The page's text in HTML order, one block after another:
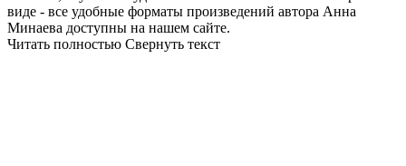
виде - все удобные форматы произведений автора Анна
Минаева доступны на нашем сайте.
Читать полностью Свернуть текст